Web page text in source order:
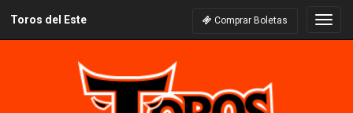
Toros del Este Comprar Boletas